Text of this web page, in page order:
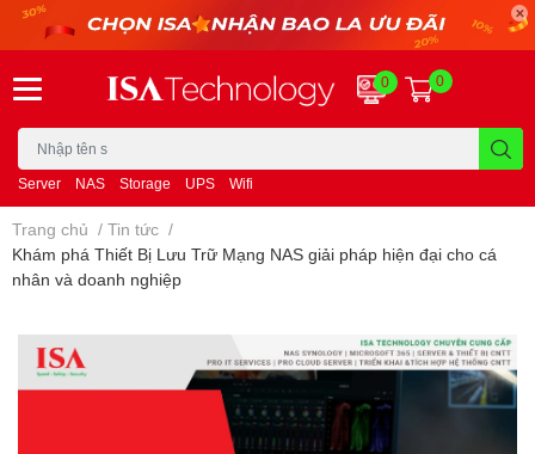
Server NAS Storage UPS Wifi
0 0
Trang chủ / Tin tức /
Khám phá Thiết Bị Lưu Trữ Mạng NAS giải pháp hiện đại cho cá
nhân và doanh nghiệp